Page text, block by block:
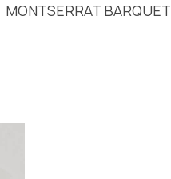
MONTSERRAT BARQUET